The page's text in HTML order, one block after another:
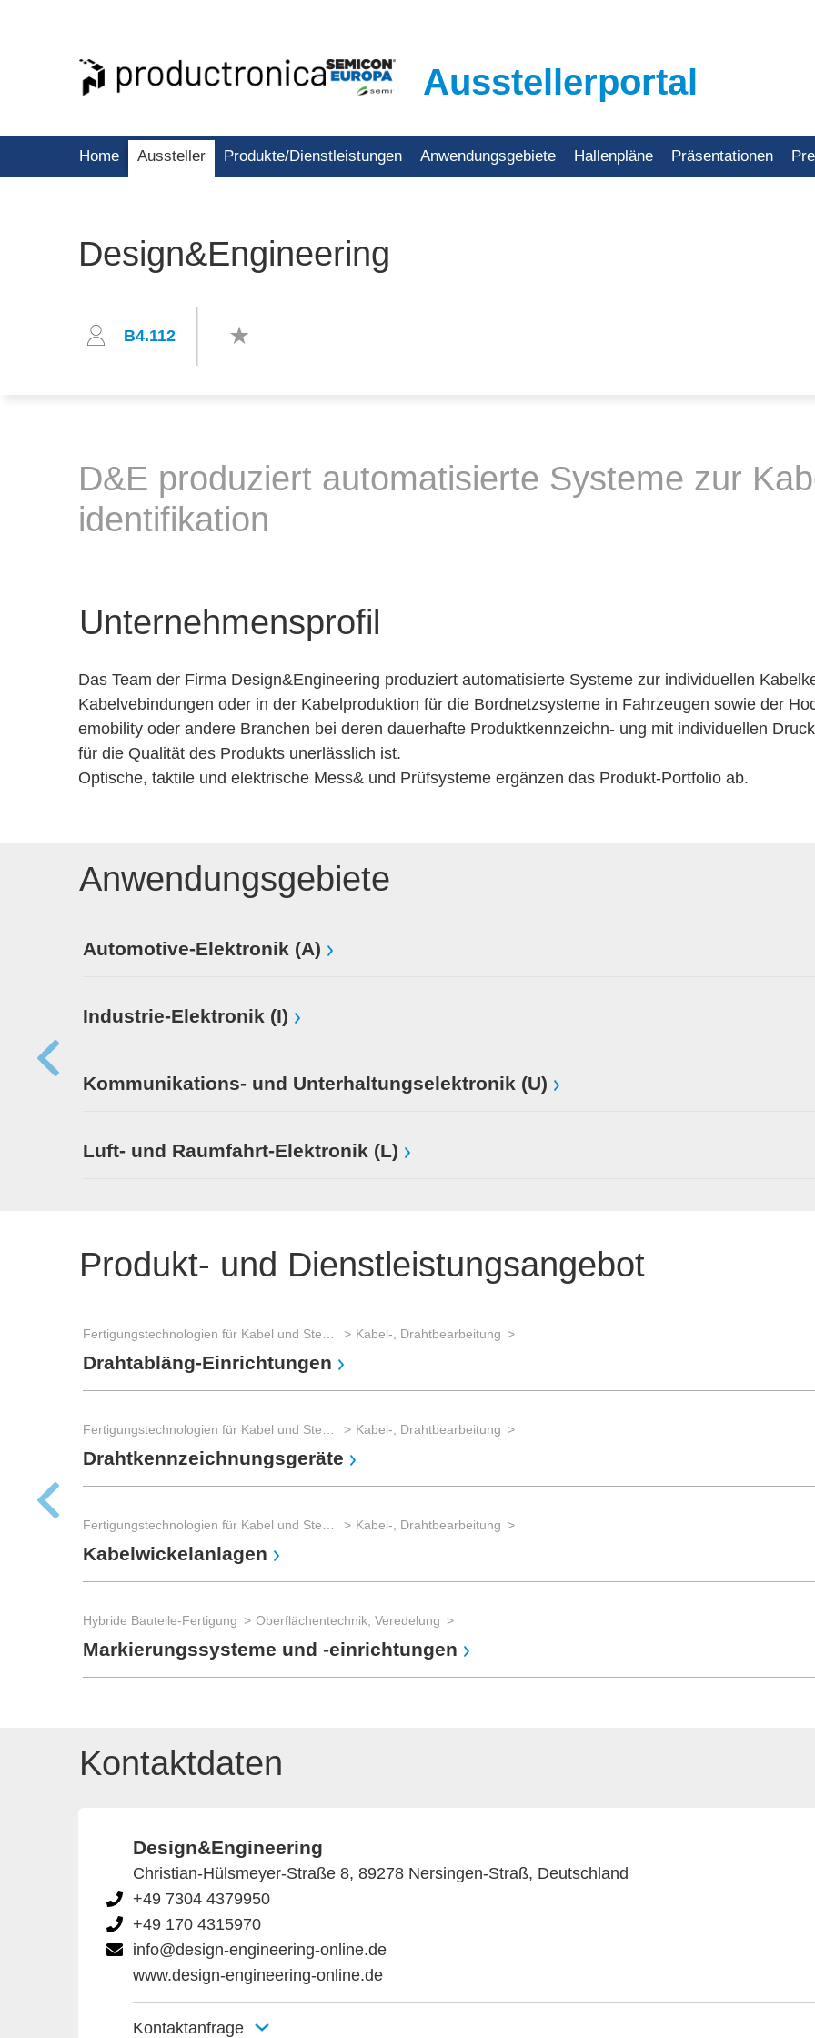
Ausstellerportal
Home Aussteller Produkte/Dienstleistungen Anwendungsgebiete Hallenpläne Präsentationen
Design&Engineering
B4.112
D&E produziert automatisierte Systeme zur
identifikation
Unternehmensprofil
Das Team der Firma Design&Engineering produziert automatisierte Systeme zur individuellen
Kabelvebindungen oder in der Kabelproduktion für die Bordnetzsysteme in Fahrzeugen sowie der
emobility oder andere Branchen bei deren dauerhafte Produktkennzeichn- ung mit individuellen
für die Qualität des Produkts unerlässlich ist.
Optische, taktile und elektrische Mess& und Prüfsysteme ergänzen das Produkt-Portfolio ab.
Anwendungsgebiete
Automotive-Elektronik (A)
Industrie-Elektronik (I)
Kommunikations- und Unterhaltungselektronik (U)
Luft- und Raumfahrt-Elektronik (L)
Produkt- und Dienstleistungsangebot
Kabel-, Drahtbearbeitung
Drahtabläng-Einrichtungen
Kabel-, Drahtbearbeitung
Drahtkennzeichnungsgeräte
Kabel-, Drahtbearbeitung
Kabelwickelanlagen
Hybride Bauteile-Fertigung Oberflächentechnik, Veredelung
Markierungssysteme und -einrichtungen
Kontaktdaten
Design&Engineering
Christian-Hülsmeyer-Straße 8, 89278 Nersingen-Straß, Deutschland
+49 7304 4379950
+49 170 4315970
info@design-engineering-online.de
www.design-engineering-online.de
Kontaktanfrage